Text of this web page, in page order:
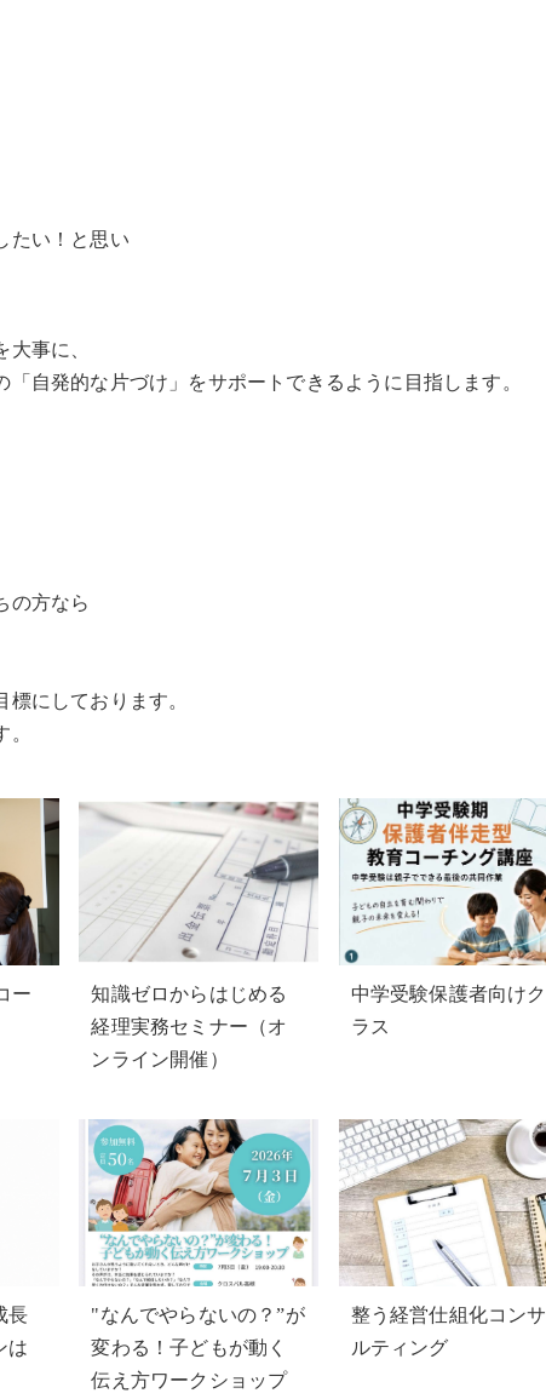
たい！と思い
事に、
自発的な片づけ」をサポートできるように目指します。
の方なら
にしております。
ー
知識ゼロからはじめる
経理実務セミナー（オ
ンライン開催）
中学受験保護者向けク
ラス
長
は
"なんでやらないの？”が
変わる！子どもが動く
伝え方ワークショップ
整う経営仕組化コンサ
ルティング